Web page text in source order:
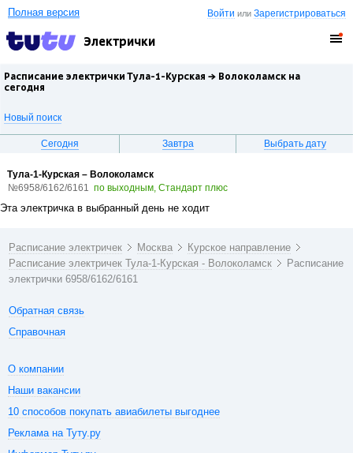
Войти илиЗарегистрироваться
Полная версия
Электрички
Расписание электрички Тула-1-Курская → Волоколамск на
сегодня
Новый поиск
Сегодня Завтра Выбрать дату
Тула-1-Курская – Волоколамск
№6958/6162/6161 по выходным, Стандарт плюс
Эта электричка в выбранный день не ходит
Расписание электричек Москва
Курское направление
Расписание электричек Тула-1-Курская - Волоколамск
Расписание
электрички 6958/6162/6161
Обратная связь
Справочная
О компании
Наши вакансии
10 способов покупать авиабилеты выгоднее
Реклама на Туту.ру